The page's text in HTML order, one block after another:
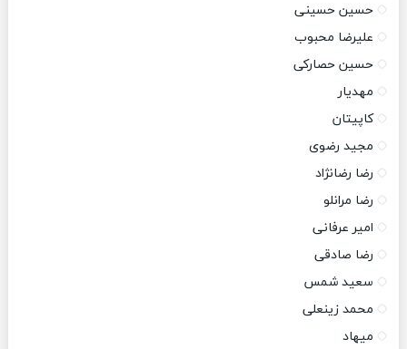
حسین حسینی
علیرضا محبوب
حسین حصارکی
مهدیار
کاپیتان
مجید رضوی
رضا رضانژاد
رضا مرانلو
امیر عرفانی
رضا صادقی
سعید شمس
محمد زینعلی
میهاد